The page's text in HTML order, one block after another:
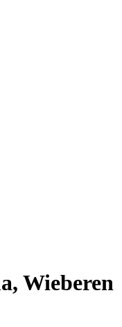
Wieberen